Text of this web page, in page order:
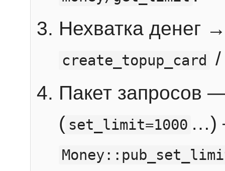
Нехватка денег
create_topup_card
Пакет запросов
( set_limit=1000 …)